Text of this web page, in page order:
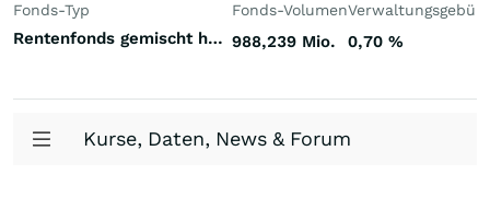
Fonds-Typ
Rentenfonds gemischt höherverzinst Emerging Markets Hartwährungen (Welt)
Fonds-Volumen
988,239 Mio. 0,70 %
Kurse, Daten, News & Forum